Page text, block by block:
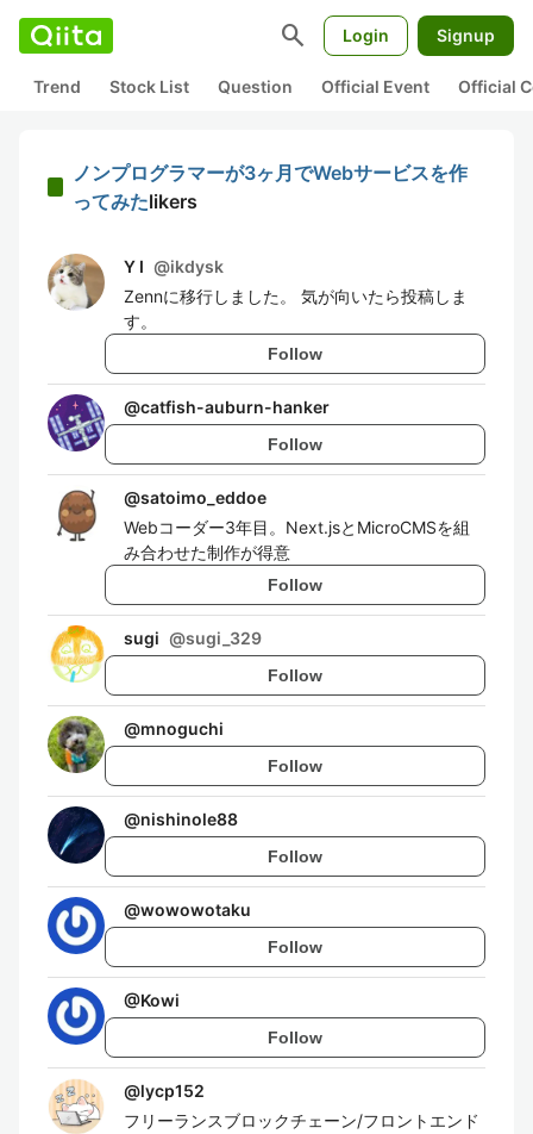
search Login Signup
Trend Stock List Question Official Event Official
ノンプログラマーが3ヶ月でWebサービスを作
ってみたlikers
Y I @ikdysk
Zennに移行しました。 気が向いたら投稿しま
す。
Follow
@catfish-auburn-hanker
Follow
@satoimo_eddoe
Webコーダー3年目。Next.jsとMicroCMSを組
み合わせた制作が得意
Follow
sugi @sugi_329
Follow
@mnoguchi
Follow
@nishinole88
Follow
@wowowotaku
Follow
@Kowi
Follow
@lycp152
フリーランスブロックチェーン/フロントエンド